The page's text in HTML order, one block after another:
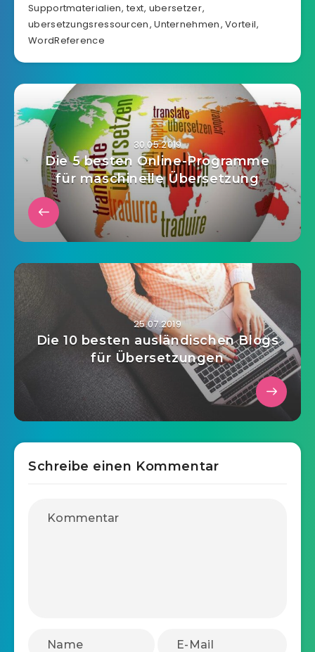
Supportmaterialien,text, ubersetzer,
ubersetzungsressourcen,Unternehmen,Vorteil,
WordReference
30.05.2019
Die 5 besten Online-Programme
für maschinelle Übersetzung
25.07.2019
Die 10 besten ausländischen Blogs
für Übersetzungen
Schreibe einen Kommentar